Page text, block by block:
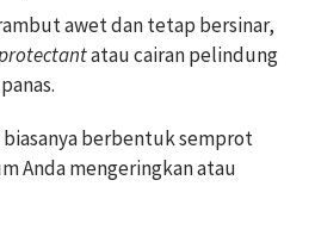
awet dan tetap bersinar,
atau cairan pelindung
biasanya berbentuk semprot
Anda mengeringkan atau